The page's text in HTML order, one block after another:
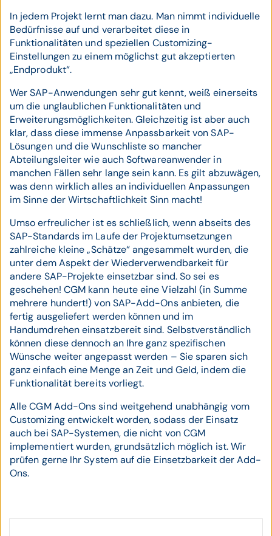
In jedem Projekt lernt man dazu. Man nimmt individuelle
Bedürfnisse auf und verarbeitet diese in
Funktionalitäten und speziellen Customizing-
Einstellungen zu einem möglichst gut akzeptierten
„Endprodukt“.
Wer SAP-Anwendungen sehr gut kennt, weiß einerseits
um die unglaublichen Funktionalitäten und
Erweiterungsmöglichkeiten. Gleichzeitig ist aber auch
klar, dass diese immense Anpassbarkeit von SAP-
Lösungen und die Wunschliste so mancher
Abteilungsleiter wie auch Softwareanwender in
manchen Fällen sehr lange sein kann. Es gilt abzuwägen,
was denn wirklich alles an individuellen Anpassungen
im Sinne der Wirtschaftlichkeit Sinn macht!
Umso erfreulicher ist es schließlich, wenn abseits des
SAP-Standards im Laufe der Projektumsetzungen
zahlreiche kleine „Schätze“ angesammelt wurden, die
unter dem Aspekt der Wiederverwendbarkeit für
andere SAP-Projekte einsetzbar sind. So sei es
geschehen! CGM kann heute eine Vielzahl (in Summe
mehrere hundert!) von SAP-Add-Ons anbieten, die
fertig ausgeliefert werden können und im
Handumdrehen einsatzbereit sind. Selbstverständlich
können diese dennoch an Ihre ganz spezifischen
Wünsche weiter angepasst werden – Sie sparen sich
ganz einfach eine Menge an Zeit und Geld, indem die
Funktionalität bereits vorliegt.
Alle CGM Add-Ons sind weitgehend unabhängig vom
Customizing entwickelt worden, sodass der Einsatz
auch bei SAP-Systemen, die nicht von CGM
implementiert wurden, grundsätzlich möglich ist. Wir
prüfen gerne Ihr System auf die Einsetzbarkeit der Add-
Ons.